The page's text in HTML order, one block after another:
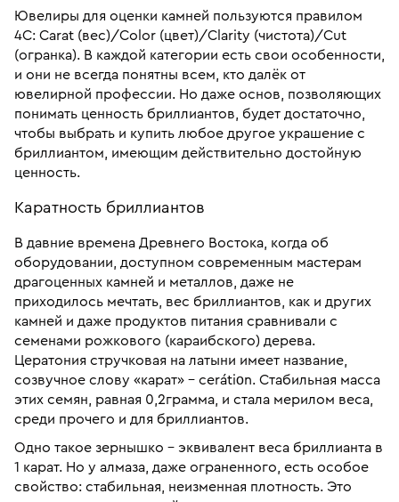
Ювелиры для оценки камней пользуются правилом
4С: Сarat (вес)/Сolor (цвет)/Сlarity (чистота)/Сut
(огранка). В каждой категории есть свои особенности,
и они не всегда понятны всем, кто далёк от
ювелирной профессии. Но даже основ, позволяющих
понимать ценность бриллиантов, будет достаточно,
чтобы выбрать и купить любое другое украшение с
бриллиантом, имеющим действительно достойную
ценность.
Каратность бриллиантов
В давние времена Древнего Востока, когда об
оборудовании, доступном современным мастерам
драгоценных камней и металлов, даже не
приходилось мечтать, вес бриллиантов, как и других
камней и даже продуктов питания сравнивали с
семенами рожкового (караибского) дерева.
Цератония стручковая на латыни имеет название,
созвучное слову «карат» – сerátiοn. Стабильная масса
этих семян, равная 0,2грамма, и стала мерилом веса,
среди прочего и для бриллиантов.
Одно такое зернышко – эквивалент веса бриллианта в
1 карат. Но у алмаза, даже ограненного, есть особое
свойство: стабильная, неизменная плотность. Это